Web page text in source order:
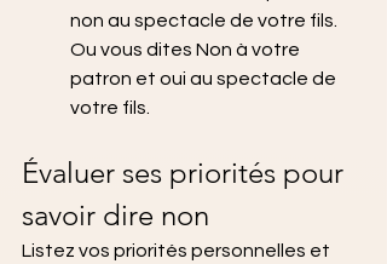
non au spectacle de votre fils.
Ou vous dites Non à votre
patron et oui au spectacle de
votre fils.
Évaluer ses priorités pour
savoir dire non
Listez vos priorités personnelles et